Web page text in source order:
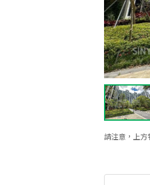
請注意，上
2026年第2季度服